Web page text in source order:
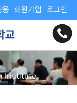
용 회원가입 로그인
Institute